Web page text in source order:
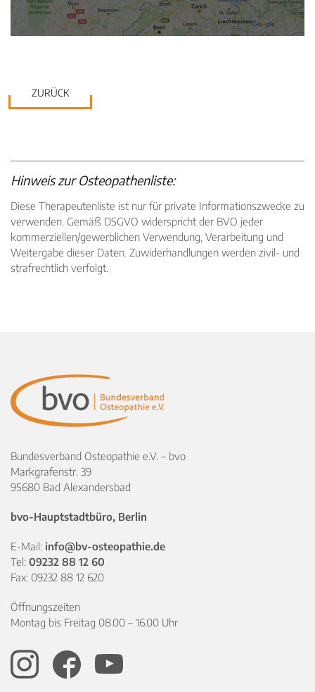
ZURÜCK
Hinweis zur Osteopathenliste:
Diese Therapeutenliste ist nur für private Informationszwecke zu
verwenden. Gemäß DSGVO widerspricht der BVO jeder
kommerziellen/gewerblichen Verwendung, Verarbeitung und
Weitergabe dieser Daten. Zuwiderhandlungen werden zivil- und
strafrechtlich verfolgt.
Bundesverband Osteopathie e.V. – bvo
Markgrafenstr. 39
95680 Bad Alexandersbad
bvo-Hauptstadtbüro, Berlin
E-Mail: info@bv-osteopathie.de
Tel: 09232 88 12 60
Fax: 09232 88 12 620
Öffnungszeiten
Montag bis Freitag 08.00 – 16.00 Uhr